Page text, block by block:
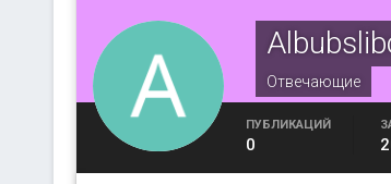
Отвечающие
ПУБЛИКАЦИЙ
0